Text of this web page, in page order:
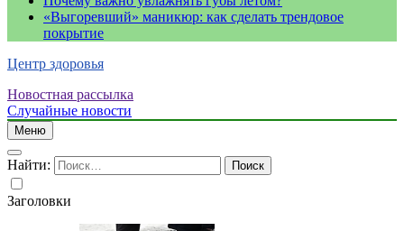
«Выгоревший» маникюр: как сделать трендовое
покрытие
Центр здоровья
Новостная рассылка
Случайные новости
Меню
Найти:
Заголовки